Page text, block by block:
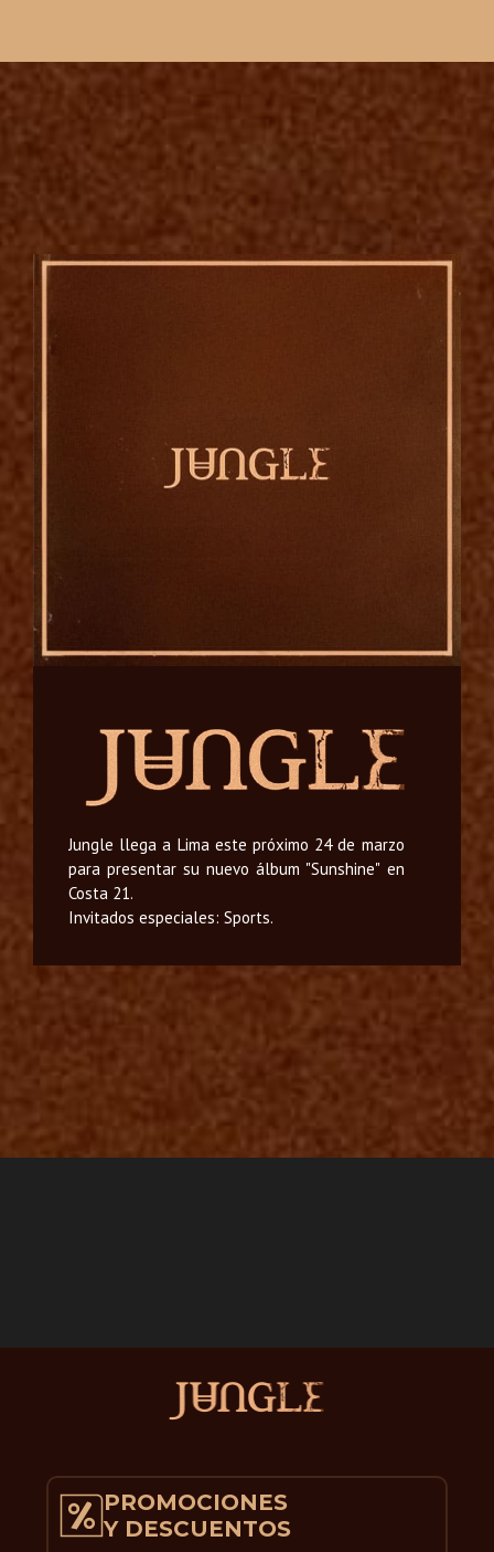
Jungle llega a Lima este próximo 24 de marzo
para presentar su nuevo álbum "Sunshine" en
Costa 21.
Invitados especiales: Sports.
PROMOCIONES
Y DESCUENTOS